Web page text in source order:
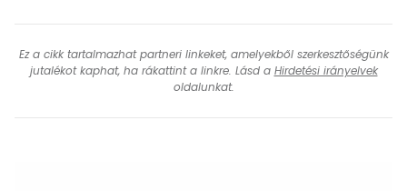
Ez a cikk tartalmazhat partneri linkeket, amelyekből szerkesztőségünk
jutalékot kaphat, ha rákattint a linkre. Lásd a Hirdetési irányelvek
oldalunkat.